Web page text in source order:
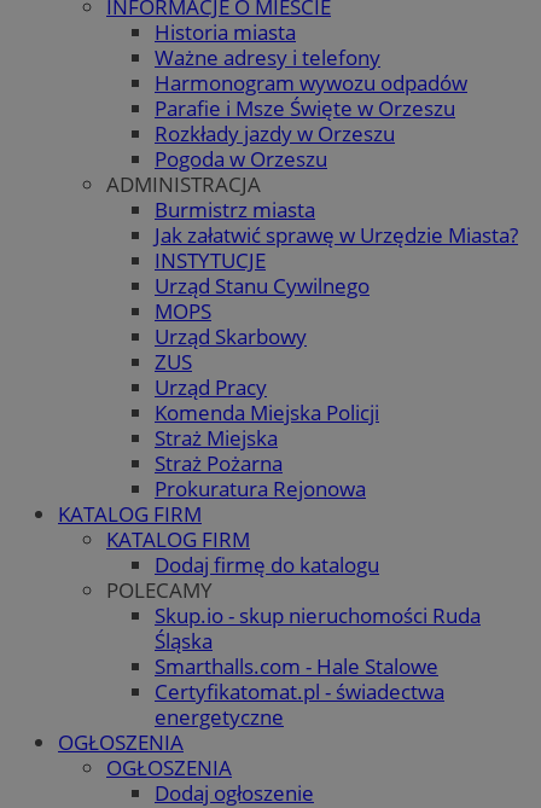
INFORMACJE O MIEŚCIE
Historia miasta
Ważne adresy i telefony
Harmonogram wywozu odpadów
Parafie i Msze Święte w Orzeszu
Rozkłady jazdy w Orzeszu
Pogoda w Orzeszu
ADMINISTRACJA
Burmistrz miasta
Jak załatwić sprawę w Urzędzie Miasta?
INSTYTUCJE
Urząd Stanu Cywilnego
MOPS
Urząd Skarbowy
ZUS
Urząd Pracy
Komenda Miejska Policji
Straż Miejska
Straż Pożarna
Prokuratura Rejonowa
KATALOG FIRM
KATALOG FIRM
Dodaj firmę do katalogu
POLECAMY
Skup.io - skup nieruchomości Ruda
Śląska
Smarthalls.com - Hale Stalowe
Certyfikatomat.pl - świadectwa
energetyczne
OGŁOSZENIA
OGŁOSZENIA
Dodaj ogłoszenie